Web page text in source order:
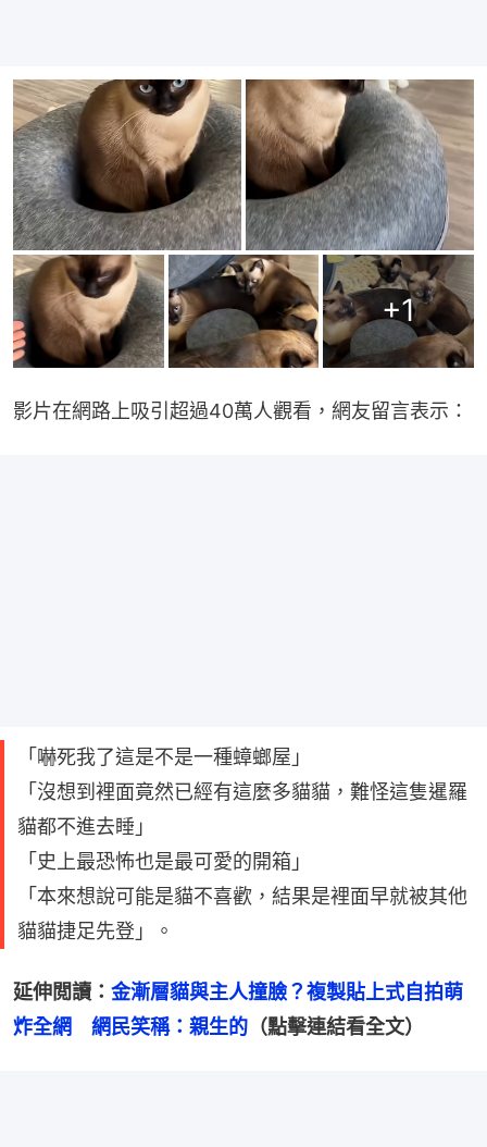
+1
影片在網路上吸引超過40萬人觀看，網友留言表示：
「嚇死我了這是不是一種蟑螂屋」
「沒想到裡面竟然已經有這麼多貓貓，難怪這隻暹羅
貓都不進去睡」
「史上最恐怖也是最可愛的開箱」
「本來想說可能是貓不喜歡，結果是裡面早就被其他
貓貓捷足先登」。
延伸閲讀： 金漸層貓與主人撞臉？複製貼上式自拍萌
炸全網　網民笑稱：親生的 （點擊連結看全文）